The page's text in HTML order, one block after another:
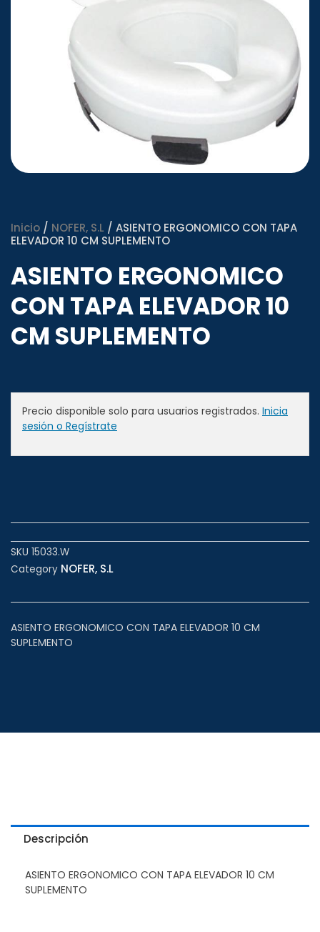
Inicio / NOFER, S.L / ASIENTO ERGONOMICO CON TAPA
ELEVADOR 10 CM SUPLEMENTO
ASIENTO ERGONOMICO
CON TAPA ELEVADOR 10
CM SUPLEMENTO
Precio disponible solo para usuarios registrados. Inicia
sesión o Regístrate
SKU 15033.W
Category NOFER, S.L
ASIENTO ERGONOMICO CON TAPA ELEVADOR 10 CM
SUPLEMENTO
Descripción
ASIENTO ERGONOMICO CON TAPA ELEVADOR 10 CM
SUPLEMENTO